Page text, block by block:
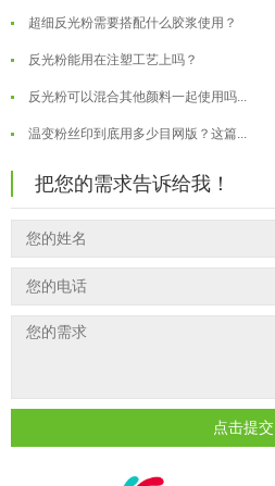
温变粉"罢工"指南：为...
温变粉到底怕不怕酸碱和酒精？
温变粉"烤"问：长期加...
温变粉耐温真相：注塑"高温炼...
超细反光粉需要搭配什么胶浆使用？
反光粉能用在注塑工艺上吗？
反光粉可以混合其他颜料一起使用吗...
温变粉丝印到底用多少目网版？这篇...
油性反光粉怎么印花效果最好？
超细反光粉怎么印牢度才会更好？
反光粉是永久有效的吗？能用多久？
把您的需求告诉给我！
点击提交